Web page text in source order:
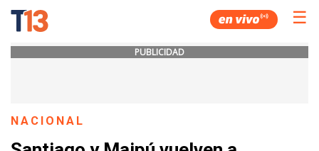
☰
PUBLICIDAD
NACIONAL